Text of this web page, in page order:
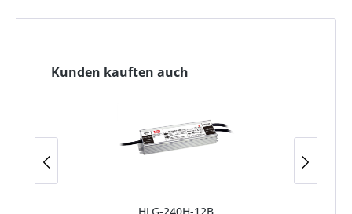
Kunden kauften auch